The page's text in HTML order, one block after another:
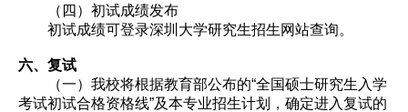
（四）初试成绩发布
初试成绩可登录深圳大学研究生招生网站查询。
六、复试
（一）我校将根据教育部公布的“全国硕士研究生入学
考试初试合格资格线”及本专业招生计划，确定进入复试的